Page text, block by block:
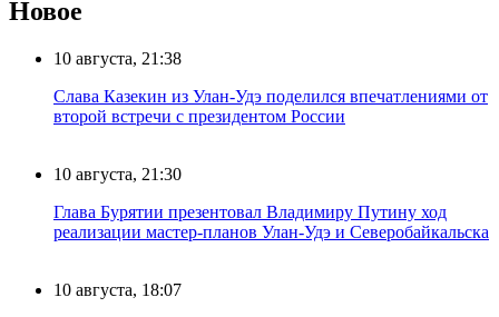
Новое
10 августа, 21:38
Слава Казекин из Улан-Удэ поделился впечатлениями от
второй встречи с президентом России
10 августа, 21:30
Глава Бурятии презентовал Владимиру Путину ход
реализации мастер-планов Улан-Удэ и Северобайкальска
10 августа, 18:07